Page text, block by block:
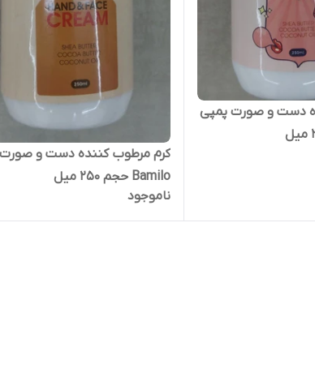
دست و صورت پمپی
کرم مرطوب کننده دست و
Bamilo حجم ۲۵۰ میل
ناموجود